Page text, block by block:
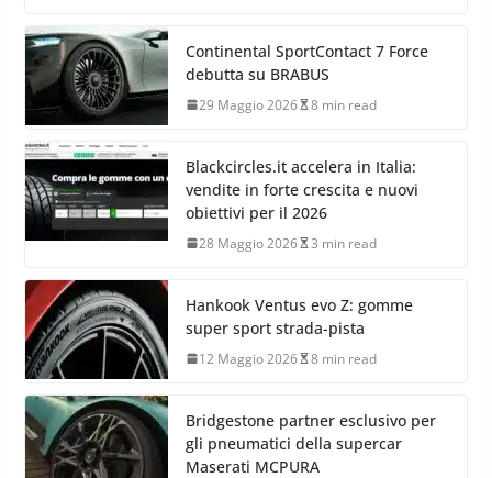
Continental SportContact 7 Force
debutta su BRABUS
29 Maggio 2026 8 min read
Blackcircles.it accelera in Italia:
vendite in forte crescita e nuovi
obiettivi per il 2026
28 Maggio 2026 3 min read
Hankook Ventus evo Z: gomme
super sport strada-pista
12 Maggio 2026 8 min read
Bridgestone partner esclusivo per
gli pneumatici della supercar
Maserati MCPURA